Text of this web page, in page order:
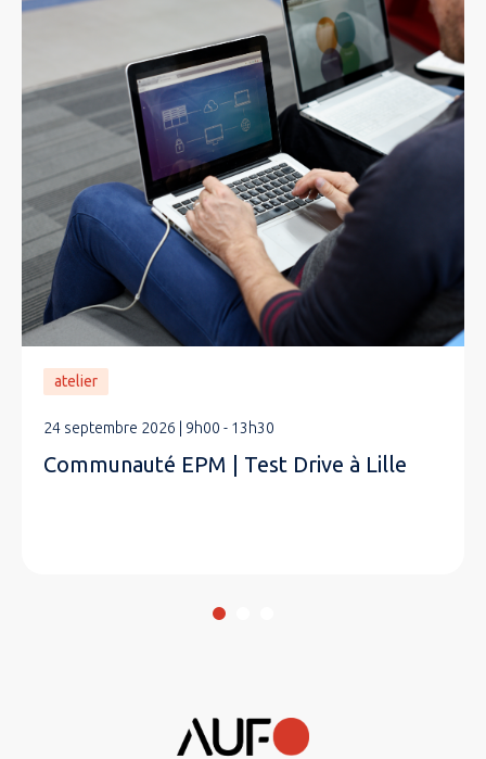
atelier
24 septembre 2026 | 9h00 - 13h30
Communauté EPM | Test Drive à Lille